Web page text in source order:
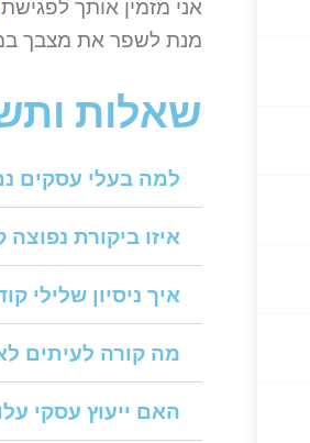
אני מזמין אותך
מנת לשפר את מצבך
שאלות
למה בעלי עסקים
איזו ביקורת
איך ניסיון שלילי
מה קורה לעיתים
האם ייעוץ עסקי